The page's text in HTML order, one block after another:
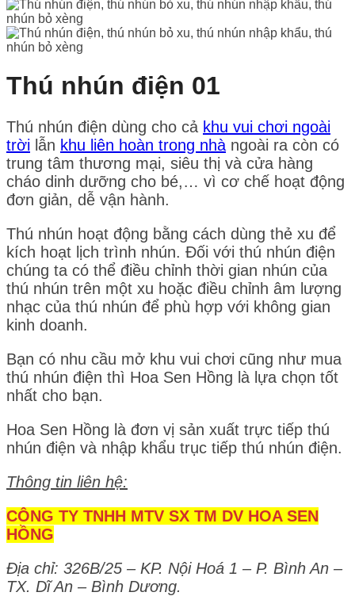
Thú nhún điện 01
Thú nhún điện dùng cho cả khu vui chơi ngoài
trời lẫn khu liên hoàn trong nhà ngoài ra còn có
trung tâm thương mại, siêu thị và cửa hàng
cháo dinh dưỡng cho bé,… vì cơ chế hoạt động
đơn giản, dễ vận hành.
Thú nhún hoạt động bằng cách dùng thẻ xu để
kích hoạt lịch trình nhún. Đối với thú nhún điện
chúng ta có thể điều chỉnh thời gian nhún của
thú nhún trên một xu hoặc điều chỉnh âm lượng
nhạc của thú nhún để phù hợp với không gian
kinh doanh.
Bạn có nhu cầu mở khu vui chơi cũng như mua
thú nhún điện thì Hoa Sen Hồng là lựa chọn tốt
nhất cho bạn.
Hoa Sen Hồng là đơn vị sản xuất trực tiếp thú
nhún điện và nhập khẩu trục tiếp thú nhún điện.
Thông tin liên hệ:
CÔNG TY TNHH MTV SX TM DV HOA SEN
HỒNG
Địa chỉ: 326B/25 – KP. Nội Hoá 1 – P. Bình An –
TX. Dĩ An – Bình Dương.